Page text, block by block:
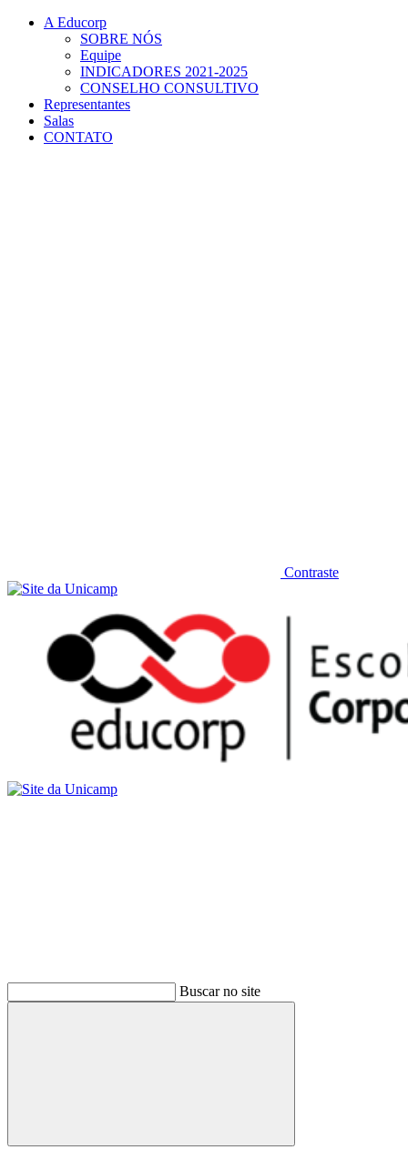
Conteúdo principal
A Educorp
SOBRE NÓS
Equipe
INDICADORES 2021-2025
CONSELHO CONSULTIVO
Representantes
Salas
CONTATO
Contraste
Buscar no site
Buscar